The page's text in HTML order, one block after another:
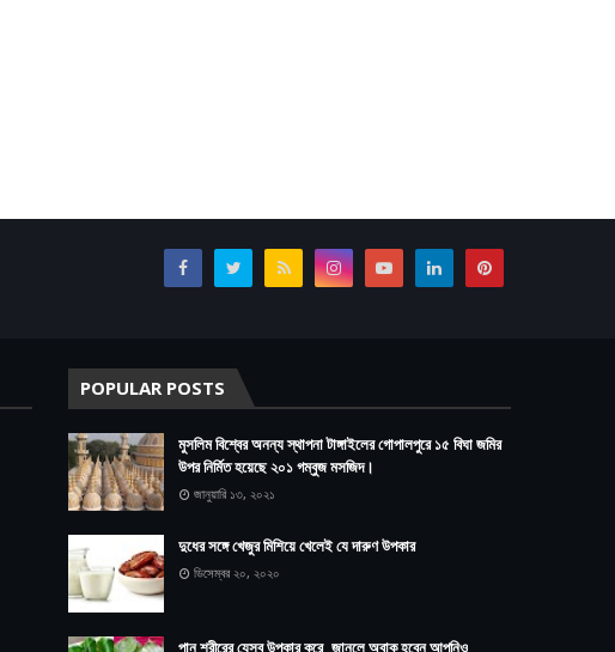
POPULAR POSTS
মুসলিম বিশ্বের অনন্য স্থাপনা টাঙ্গাইলের গোপালপুরে ১৫ বিঘা জমির
উপর নির্মিত হয়েছে ২০১ গম্বুজ মসজিদ।
জানুয়ারি ১৩, ২০২১
দুধের সঙ্গে খেজুর মিশিয়ে খেলেই যে দারুণ উপকার
ডিসেম্বর ২০, ২০২০
পান শরীরের যেসব উপকার করে, জানলে অবাক হবেন আপনিও